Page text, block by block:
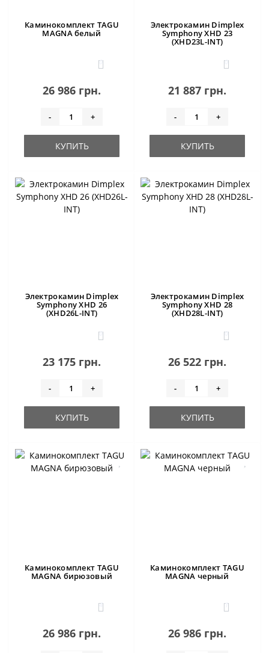
Каминокомплект TAGU
MAGNA белый
0
26 986 грн.
- +
КУПИТЬ
Электрокамин Dimplex
Symphony XHD 23
(XHD23L-INT)
0
21 887 грн.
- +
КУПИТЬ
Электрокамин Dimplex
Symphony XHD 26
(XHD26L-INT)
0
23 175 грн.
- +
КУПИТЬ
Электрокамин Dimplex
Symphony XHD 28
(XHD28L-INT)
0
26 522 грн.
- +
КУПИТЬ
Каминокомплект TAGU
MAGNA бирюзовый
4
26 986 грн.
Каминокомплект TAGU
MAGNA черный
1
26 986 грн.